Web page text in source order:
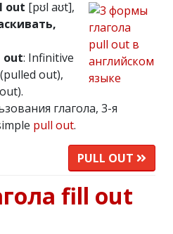
out [pʊl aʊt],
out: Infinitive
out),
глагола, 3-я
pull out.
PULL OUT
fill out